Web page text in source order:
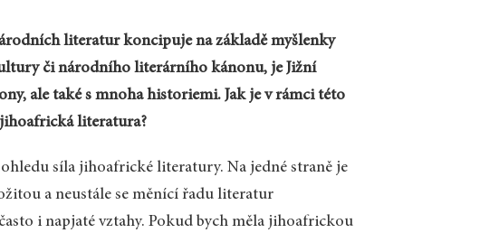
literatur koncipuje na základě myšlenky
či národního literárního kánonu, je Jižní
ale také s mnoha historiemi. Jak je v rámci této
literatura?
síla jihoafrické literatury. Na jedné straně je
a neustále se měnící řadu literatur
i napjaté vztahy. Pokud bych měla jihoafrickou